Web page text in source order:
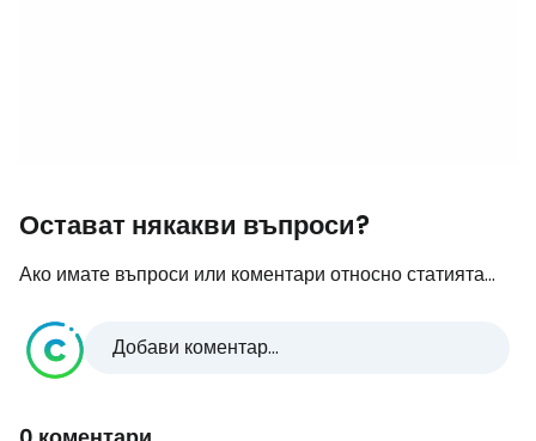
Остават някакви въпроси?
Ако имате въпроси или коментари относно статията...
Добави коментар...